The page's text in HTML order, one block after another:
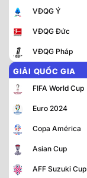
VĐQG Ý
VĐQG Đức
VĐQG Pháp
GIẢI QUỐC GIA
FIFA World Cup
Euro 2024
Copa América
Asian Cup
AFF Suzuki Cup